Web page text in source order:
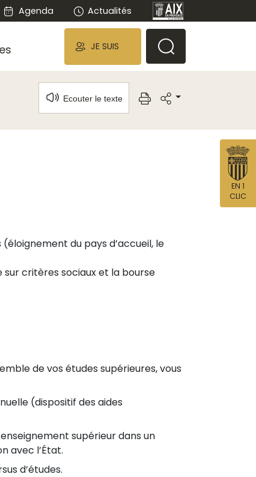
Agenda Actualités
JE SUIS
Ecouter le texte
du pays d’accueil, le
sur critères sociaux et la bourse
de vos études supérieures, vous
(dispositif des aides
supérieur dans un
avec l’État.
d’études.
EN 1
CLIC